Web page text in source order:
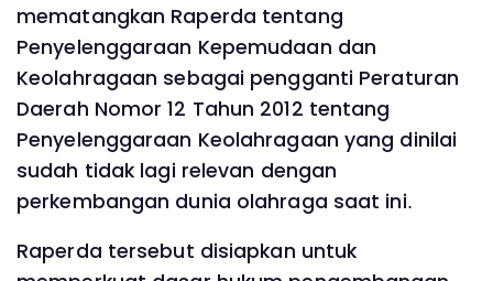
mematangkan Raperda tentang
Penyelenggaraan Kepemudaan dan
Keolahragaan sebagai pengganti Peraturan
Daerah Nomor 12 Tahun 2012 tentang
Penyelenggaraan Keolahragaan yang dinilai
sudah tidak lagi relevan dengan
perkembangan dunia olahraga saat ini.
Raperda tersebut disiapkan untuk